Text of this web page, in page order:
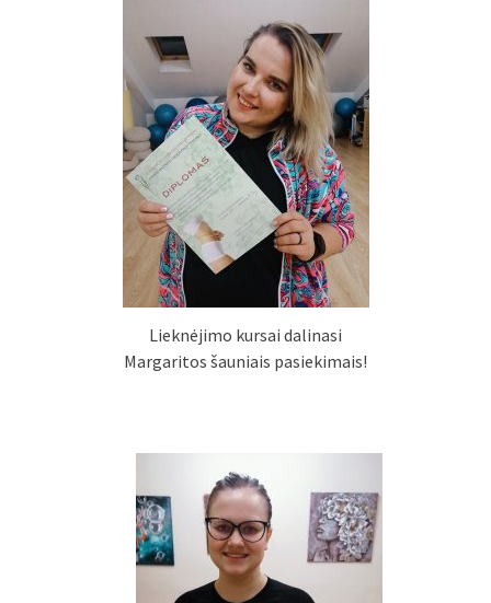
Lieknėjimo kursai dalinasi
Margaritos šauniais pasiekimais!